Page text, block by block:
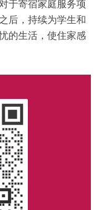
于寄宿家庭服务项
后，持续为学生和
的生活，使住家感